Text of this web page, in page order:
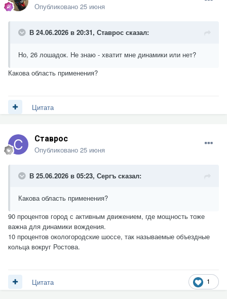
Опубликовано 25 июня
В 24.06.2026 в 20:31, Ставрос сказал:
Но, 26 лошадок. Не знаю - хватит мне динамики или нет?
Какова область применения?
Цитата
Ставрос
Опубликовано 25 июня
В 25.06.2026 в 05:23, Сергъ сказал:
Какова область применения?
90 процентов город с активным движением, где мощность тоже
важна для динамики вождения.
10 процентов окологородские шоссе, так называемые объездные
кольца вокруг Ростова.
1
Цитата